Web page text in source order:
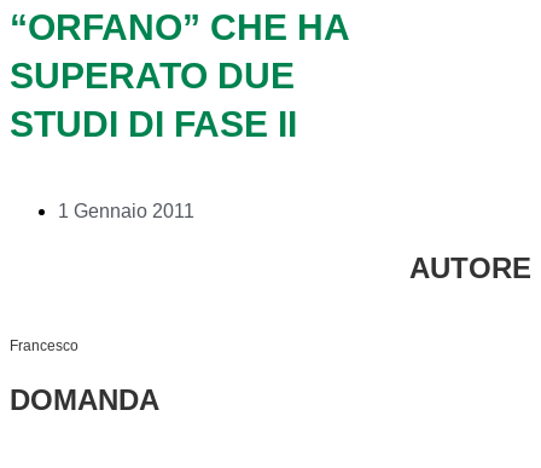
“ORFANO” CHE HA
SUPERATO DUE
STUDI DI FASE II
1 Gennaio 2011
AUTORE
Francesco
DOMANDA